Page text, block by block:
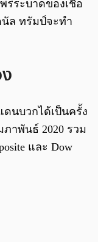
ร่ระบาดของเชื้อ
ล ทรัมป์จะทำ
ดนบวกได้เป็นครั้ง
าพันธ์ 2020 รวม
และ Dow